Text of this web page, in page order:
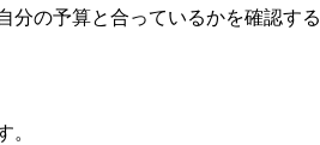
分の予算と合っているかを確認する
。